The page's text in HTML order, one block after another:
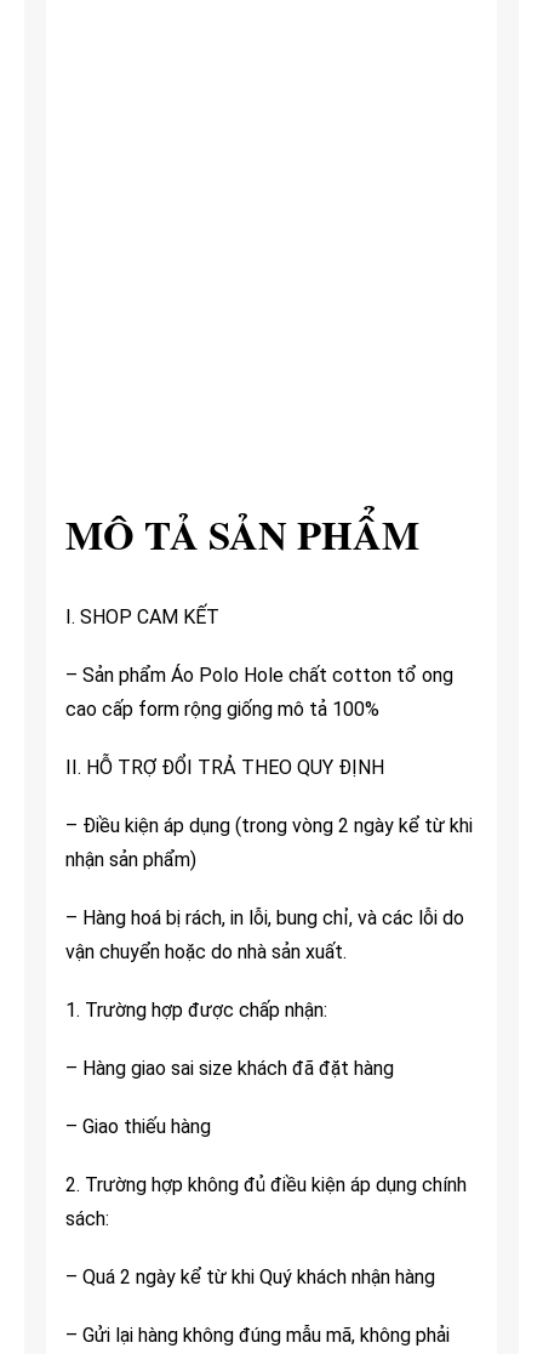
MÔ TẢ SẢN PHẨM
I. SHOP CAM KẾT
– Sản phẩm Áo Polo Hole chất cotton tổ ong
cao cấp form rộng giống mô tả 100%
II. HỖ TRỢ ĐỔI TRẢ THEO QUY ĐỊNH
– Điều kiện áp dụng (trong vòng 2 ngày kể từ khi
nhận sản phẩm)
– Hàng hoá bị rách, in lỗi, bung chỉ, và các lỗi do
vận chuyển hoặc do nhà sản xuất.
1. Trường hợp được chấp nhận:
– Hàng giao sai size khách đã đặt hàng
– Giao thiếu hàng
2. Trường hợp không đủ điều kiện áp dụng chính
sách:
– Quá 2 ngày kể từ khi Quý khách nhận hàng
– Gửi lại hàng không đúng mẫu mã, không phải